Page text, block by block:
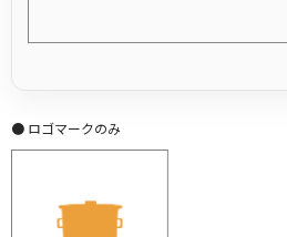
● ロゴマークのみ